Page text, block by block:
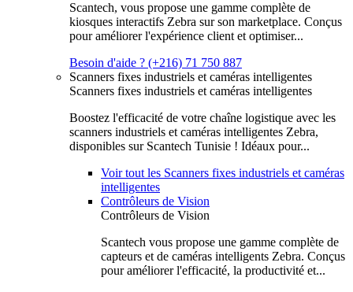
Scantech, vous propose une gamme complète de
kiosques interactifs Zebra sur son marketplace. Conçus
pour améliorer l'expérience client et optimiser...
Besoin d'aide ? (+216) 71 750 887
Scanners fixes industriels et caméras intelligentes
Scanners fixes industriels et caméras intelligentes
Boostez l'efficacité de votre chaîne logistique avec les
scanners industriels et caméras intelligentes Zebra,
disponibles sur Scantech Tunisie ! Idéaux pour...
Voir tout les Scanners fixes industriels et caméras
intelligentes
Contrôleurs de Vision
Contrôleurs de Vision
Scantech vous propose une gamme complète de
capteurs et de caméras intelligents Zebra. Conçus
pour améliorer l'efficacité, la productivité et...